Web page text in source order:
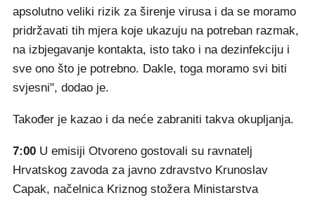
apsolutno veliki rizik za širenje virusa i da se moramo
pridržavati tih mjera koje ukazuju na potreban razmak,
na izbjegavanje kontakta, isto tako i na dezinfekciju i
sve ono što je potrebno. Dakle, toga moramo svi biti
svjesni", dodao je.
Također je kazao i da neće zabraniti takva okupljanja.
7:00 U emisiji Otvoreno gostovali su ravnatelj
Hrvatskog zavoda za javno zdravstvo Krunoslav
Capak, načelnica Kriznog stožera Ministarstva